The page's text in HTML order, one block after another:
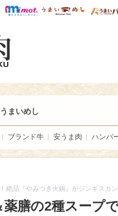
ウレぴあ総研 ディズニー特
mimot. うまい
うまいめし
ブランド牛 安うま肉 ハンバ
絶品『やみつき火鍋』がジンギスカ
膳の2種スープ